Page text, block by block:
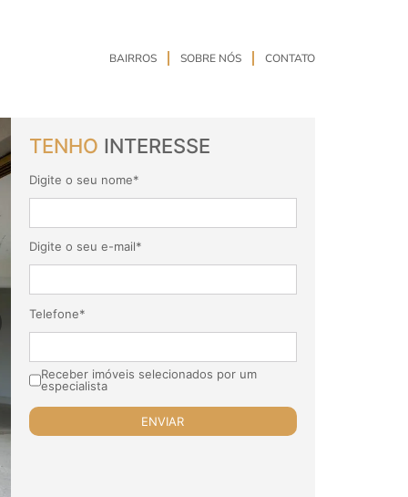
BAIRROS SOBRE NÓS CONTATO
TENHO INTERESSE
Digite o seu nome*
Digite o seu e-mail*
Telefone*
Receber imóveis selecionados por um
especialista